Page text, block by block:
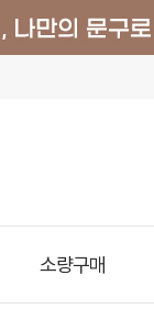
소량구매